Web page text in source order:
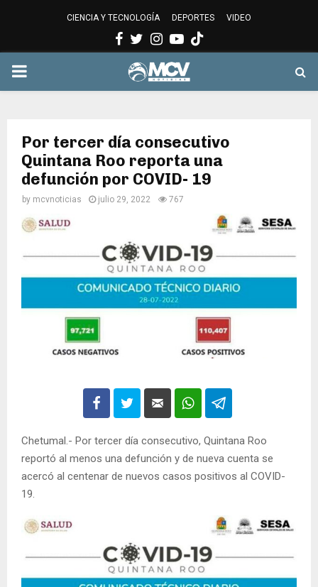
CIENCIA Y TECNOLOGÍA DEPORTES VIDEO
Facebook
Twitter
Instagram
Youtube
PRIMARY
Por tercer día consecutivo
Quintana Roo reporta una
defunción por COVID- 19
by mcvnoticias julio 29, 2022 767
Chetumal.- Por tercer día consecutivo, Quintana Roo
reportó al menos una defunción y de nueva cuenta se
acercó al centenar de nuevos casos positivos al COVID-
19.